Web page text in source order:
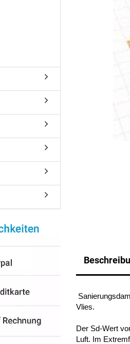
Vlies.
Der Sd-Wert
Luft. Im